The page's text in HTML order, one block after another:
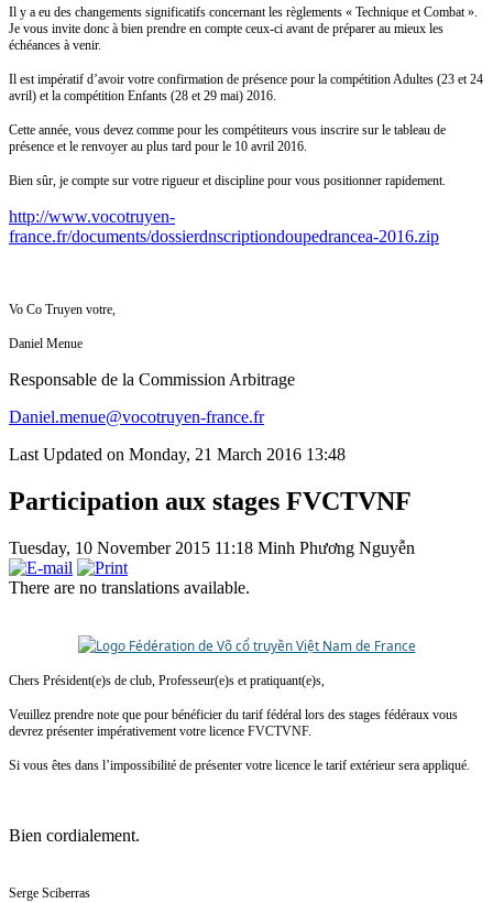
Il y a eu des changements significatifs concernant les règlements « Technique et Combat ».
Je vous invite donc à bien prendre en compte ceux-ci avant de préparer au mieux les
échéances à venir.
Il est impératif d’avoir votre confirmation de présence pour la compétition Adultes (23 et 24
avril) et la compétition Enfants (28 et 29 mai) 2016.
Cette année, vous devez comme pour les compétiteurs vous inscrire sur le tableau de
présence et le renvoyer au plus tard pour le 10 avril 2016.
Bien sûr, je compte sur votre rigueur et discipline pour vous positionner rapidement.
http://www.vocotruyen-
france.fr/documents/dossierdnscriptiondoupedrancea-2016.zip
Vo Co Truyen votre,
Daniel Menue
Responsable de la Commission Arbitrage
Daniel.menue@vocotruyen-france.fr
Last Updated on Monday, 21 March 2016 13:48
Participation aux stages FVCTVNF
Tuesday, 10 November 2015 11:18 Minh Phương Nguyễn
There are no translations available.
Chers Président(e)s de club, Professeur(e)s et pratiquant(e)s,
Veuillez prendre note que pour bénéficier du tarif fédéral lors des stages fédéraux vous
devrez présenter impérativement votre licence FVCTVNF.
Si vous êtes dans l’impossibilité de présenter votre licence le tarif extérieur sera appliqué.
Bien cordialement.
Serge Sciberras